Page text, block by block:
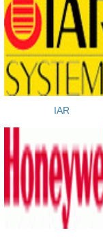
IAR